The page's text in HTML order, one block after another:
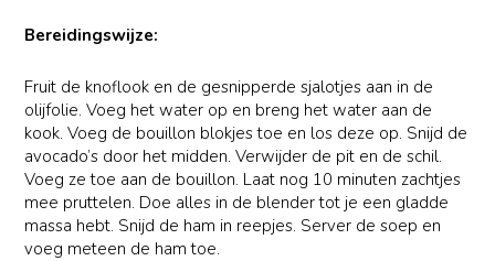
Bereidingswijze:
Fruit de knoflook en de gesnipperde sjalotjes aan in de
olijfolie. Voeg het water op en breng het water aan de
kook. Voeg de bouillon blokjes toe en los deze op. Snijd de
avocado’s door het midden. Verwijder de pit en de schil.
Voeg ze toe aan de bouillon. Laat nog 10 minuten zachtjes
mee pruttelen. Doe alles in de blender tot je een gladde
massa hebt. Snijd de ham in reepjes. Server de soep en
voeg meteen de ham toe.